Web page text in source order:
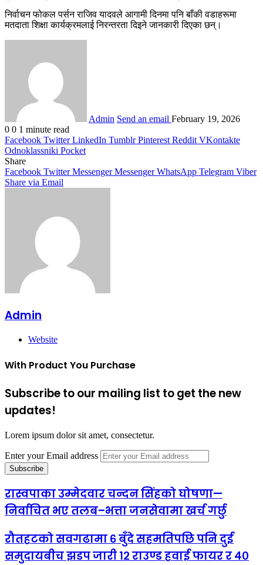
निर्वाचन फोकल पर्सन राजिव यादवले आगामी दिनमा पनि बाँकी वडाहरूमा
मतदाता शिक्षा कार्यक्रमलाई निरन्तरता दिइने जानकारी दिएका छन्।
Admin Send an email February 19, 2026
0 0 1 minute read
Facebook Twitter LinkedIn Tumblr Pinterest Reddit VKontakte
Odnoklassniki Pocket
Share
Facebook Twitter Messenger Messenger WhatsApp Telegram Viber
Share via Email
Admin
Website
With Product You Purchase
Subscribe to our mailing list to get the new
updates!
Lorem ipsum dolor sit amet, consectetur.
Enter your Email address
रास्वपाका उम्मेदवार चन्दन सिंहको घोषणा—
निर्वाचित भए तलब–भत्ता जनसेवामा खर्च गर्छु
रौतहटको सवगढामा ६ बुँदे सहमतिपछि पनि दुई
समुदायबीच झडप जारी १२ राउण्ड हवाई फायर र ४०